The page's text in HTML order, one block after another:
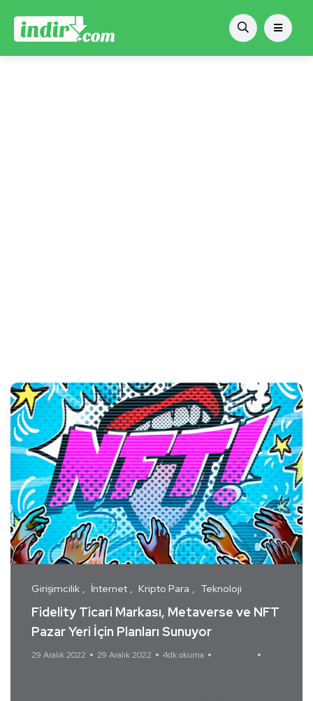
Girişimcilik İnternet Kripto Para Teknoloji
Fidelity Ticari Markası, Metaverse ve NFT
Pazar Yeri İçin Planları Sunuyor
29 Aralık 2022 29 Aralık 2022 4dk okuma